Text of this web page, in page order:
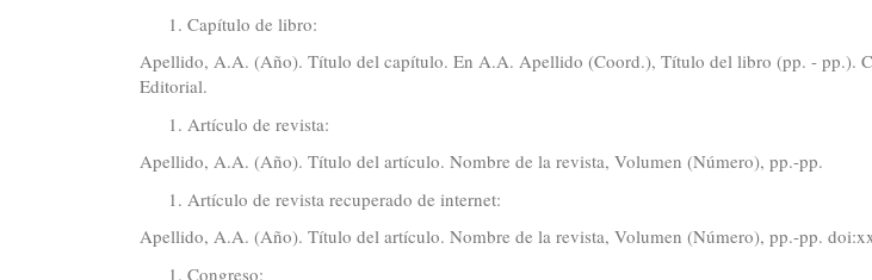
Capítulo de libro:
Apellido, A.A. (Año). Título del capítulo. En A.A. Apellido (Coord.), Título del libro (pp. - pp.).
Editorial.
Artículo de revista:
Apellido, A.A. (Año). Título del artículo. Nombre de la revista, Volumen (Número), pp.-pp.
Artículo de revista recuperado de internet:
Apellido, A.A. (Año). Título del artículo. Nombre de la revista, Volumen (Número), pp.-pp.
Congreso: